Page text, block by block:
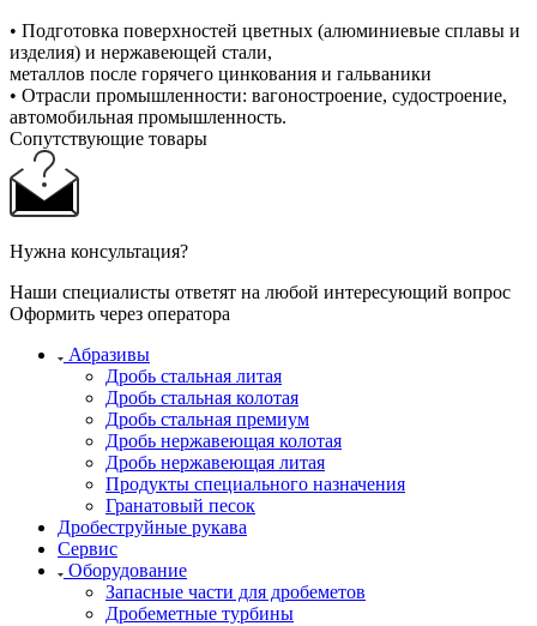
• Подготовка поверхностей цветных (алюминиевые сплавы и
изделия) и нержавеющей стали,
металлов после горячего цинкования и гальваники
• Отрасли промышленности: вагоностроение, судостроение,
автомобильная промышленность.
Сопутствующие товары
Нужна консультация?
Наши специалисты ответят на любой интересующий вопрос
Оформить через оператора
Абразивы
Дробь стальная литая
Дробь стальная колотая
Дробь стальная премиум
Дробь нержавеющая колотая
Дробь нержавеющая литая
Продукты специального назначения
Гранатовый песок
Дробеструйные рукава
Сервис
Оборудование
Запасные части для дробеметов
Дробеметные турбины